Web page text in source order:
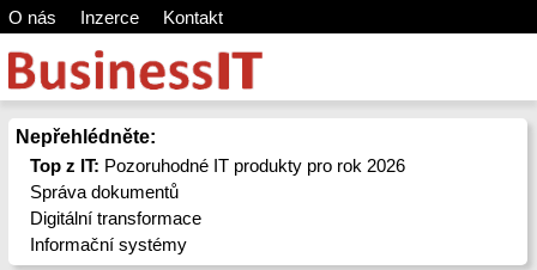
O nás Inzerce Kontakt
Nepřehlédněte:
Top z IT: Pozoruhodné IT produkty pro rok 2026
Správa dokumentů
Digitální transformace
Informační systémy